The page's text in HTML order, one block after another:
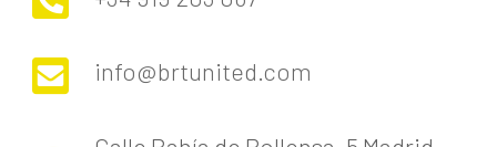
 info@brtunited.com